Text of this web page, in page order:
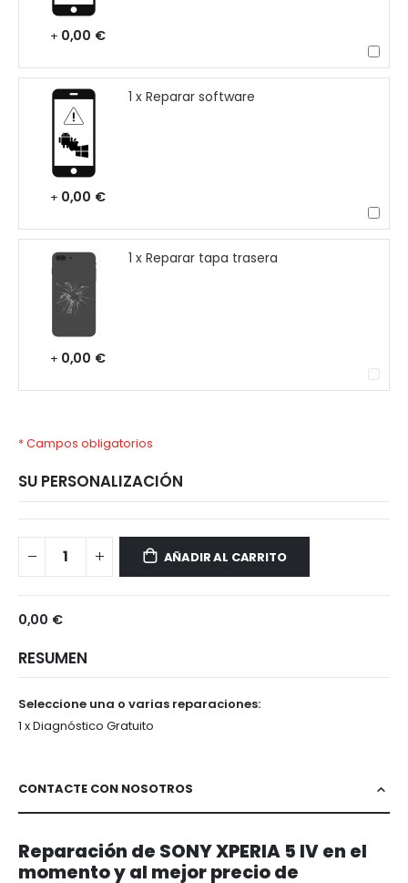
+ 0,00 €
1 x Reparar software
+ 0,00 €
1 x Reparar tapa trasera
+ 0,00 €
* Campos obligatorios
SU PERSONALIZACIÓN
AÑADIR AL CARRITO
0,00 €
RESUMEN
Seleccione una o varias reparaciones:
1 x Diagnóstico Gratuito
CONTACTE CON NOSOTROS
Reparación de SONY XPERIA 5 IV en el
momento y al mejor precio de